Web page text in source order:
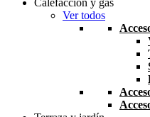
Calefacción y gas
Ver todos